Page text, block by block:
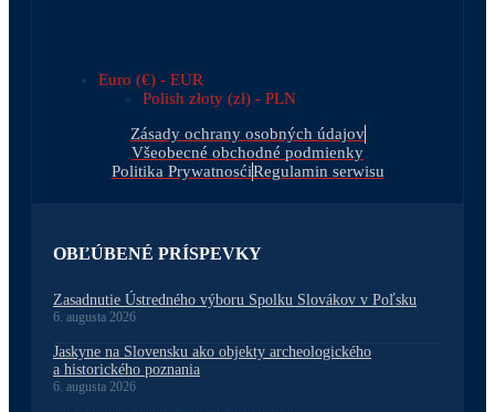
Euro (€) - EUR
Polish złoty (zł) - PLN
Zásady ochrany osobných údajov
Všeobecné obchodné podmienky
Politika PrywatnosćiRegulamin serwisu
OBĽÚBENÉ PRÍSPEVKY
Zasadnutie Ústredného výboru Spolku Slovákov v Poľsku
6. augusta 2026
Jaskyne na Slovensku ako objekty archeologického
a historického poznania
6. augusta 2026